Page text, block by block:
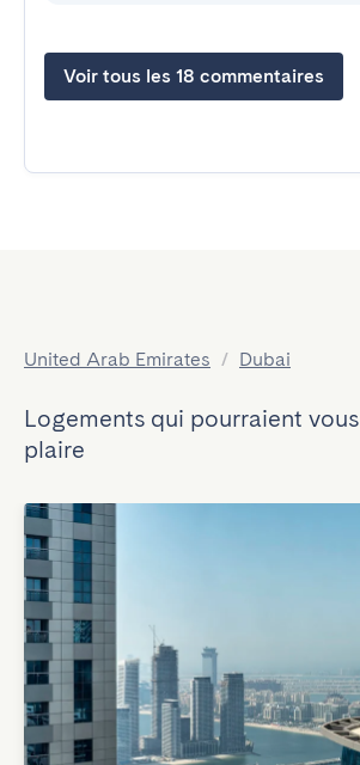
Voir tous les 18 commentaires
United Arab Emirates / Dubai
Logements qui pourraient vous
plaire